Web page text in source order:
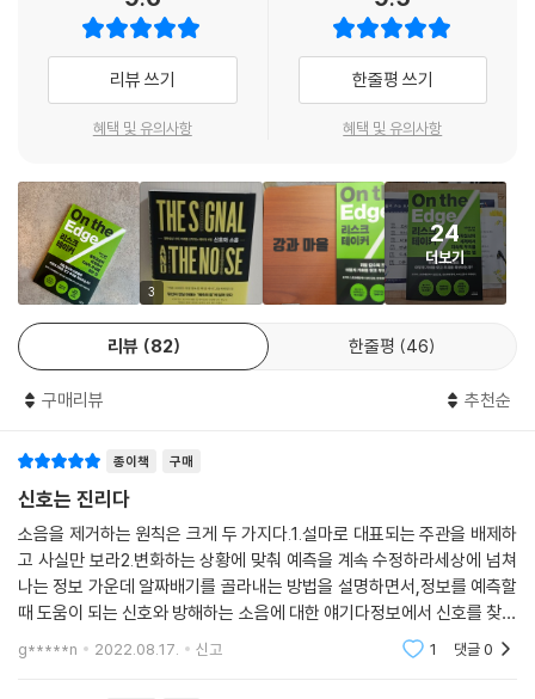
학: 멱법칙 분포｜테러를 정의하고 측정하다｜진도 9짜리 테러｜테러에
관해 ‘크게 생각하기’｜왜 쇼핑몰은 공격하지 않을까｜테러 예방을 위한
이스라엘의 전략｜테러리스트의 신호를 읽는 법
｜나가며｜예측은 어떻게 가능한가
나가라｜시도하고, 실수하라｜예측 가능성에 대한 인식
｜옮긴이의 말｜세상을 바라보는 새로운 눈
｜주석｜
『리스크테이커』
COVID-19 팬데믹, 2016년 미국 대선에서 우리가 놓친 것은 무엇인가?
지구온난화와 기상이변 같은 21세기의 과제를 확률적 사고로 해결할 수 있
프로 스포츠와 포커판의 예측 고수들에게 어떤 예측 기술을 배울 수 있을
주식이나 부동산 시장에서 거품은 왜 그렇게 잘 깨지지 않는가?
각 분야의 선구자들이 남긴 혁신의 성과가 설혹 미미하더라도 우리는 그들
이 구사한 방법론들로부터 많은 것을 얻을 수 있다. 어떻게 하면 확률적으
로 생각하는 법을 익힐 수 있을까? 베이즈라는 18세기 영국인의 통찰을 응
용해서 지구온난화와 기상이변 같은 21세기의 과제를 해결할 수 있을까?
미래에 대해서 더 많이 알게 되면, 현재의 의사결정을 더 현명하게 할 수 있
“수많은 예측이 실패하는데 왜 어떤 예측은 적중할까?” 날마다 엄청난 데
이터가 생성되는 ‘빅데이터’ 시대에 왜 많은 예측이 그토록 심하게 빗나갈
까? ‘빅데이터 시대’를 맞아 인류는 엄청난 양의 데이터와 맞닥뜨렸지만,
그만큼 쓸모없는 ‘소음’도 어마어마하게 많아졌기 때문이다. 《신호와 소음:
불확실성 시대, 미래를 포착하는 예측의 비밀》에서 말하는 데이터 분석의
관건이란, 이 ‘소음’들을 효과적으로 제거해 의미 있는 ‘신호’를 찾아내는
리뷰 쓰기
혜택 및 유의사항
한줄평 쓰기
혜택 및 유의사항
3
24
더보기
리뷰 82 한줄평 46
구매리뷰 추천순
종이책 구매
신호는 진리다
소음을 제거하는 원칙은 크게 두 가지다.1.설마로 대표되는 주관을 배제하
고 사실만 보라2.변화하는 상황에 맞춰 예측을 계속 수정하라세상에 넘쳐
나는 정보 가운데 알짜배기를 골라내는 방법을 설명하면서,정보를 예측할
때 도움이 되는 신호와 방해하는 소음에 대한 얘기다정보에서 신호를 찾으
려면 소음을 제거해야 한다이것이 데이터를 통한 추론이다전문가의 예측
이 실패하는 이유는
g*****n 2022.08.17. 신고 1 댓글0